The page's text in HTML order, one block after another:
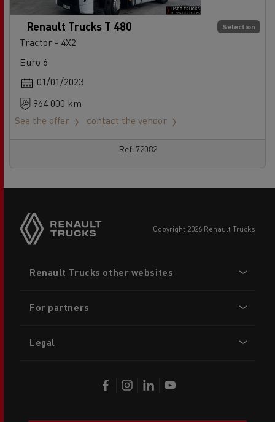
Selection
Renault Trucks T 480
Tractor - 4X2
Euro 6
01/01/2023
964 000 km
See the offer
contact the vendor
Ref: 72082
copyright 2026 Renault Trucks
menu
Renault Trucks other websites
For partners
Legal